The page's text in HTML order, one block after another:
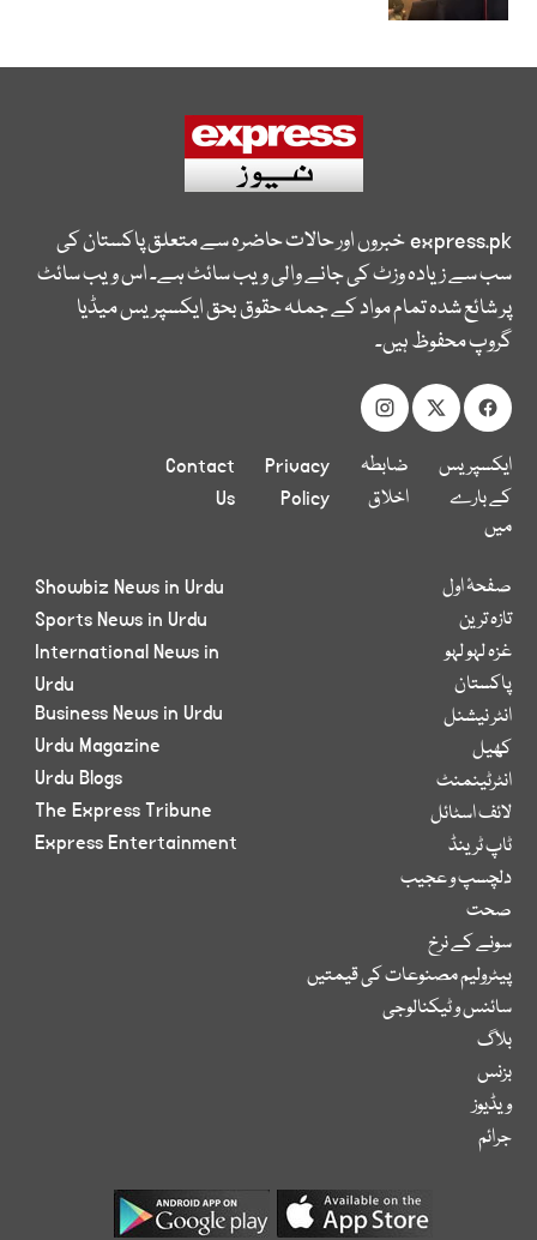
express.pkخبروں اور حالات حاضرہ سے متعلق پاکستان کی
سب سے زیادہ وزٹ کی جانے والی ویب سائٹ ہے۔ اس ویب سائٹ
پر شائع شدہ تمام مواد کے جملہ حقوق بحق ایکسپریس میڈیا
گروپ محفوظ ہیں۔
ایکسپریس
کے بارے
میں
ضابطہ
اخلاق
Privacy
Policy
Contact
Us
صفحۂ اول
تازہ ترین
غزہ لہو لہو
پاکستان
انٹر نیشنل
کھیل
انٹرٹینمنٹ
لائف اسٹائل
ٹاپ ٹرینڈ
دلچسپ و عجیب
صحت
سونے کے نرخ
پیٹرولیم مصنوعات کی قیمتیں
سائنس و ٹیکنالوجی
بلاگ
بزنس
ویڈیوز
جرائم
Showbiz News in Urdu
Sports News in Urdu
International News in
Urdu
Business News in Urdu
Urdu Magazine
Urdu Blogs
The Express Tribune
Express Entertainment